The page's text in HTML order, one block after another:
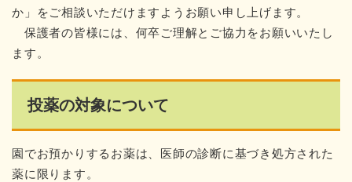
か」をご相談いただけますようお願い申し上げます。
保護者の皆様には、何卒ご理解とご協力をお願いいたし
ます。
投薬の対象について
園でお預かりするお薬は、医師の診断に基づき処方された
薬に限ります。